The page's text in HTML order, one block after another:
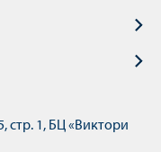
стр. 1, БЦ «Виктори